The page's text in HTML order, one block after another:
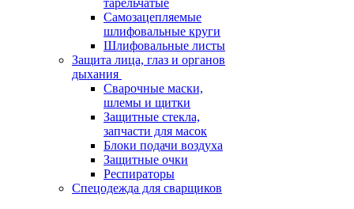
тарельчатые
Самозацепляемые
шлифовальные круги
Шлифовальные листы
Защита лица, глаз и органов
дыхания
Сварочные маски,
шлемы и щитки
Защитные стекла,
запчасти для масок
Блоки подачи воздуха
Защитные очки
Респираторы
Спецодежда для сварщиков